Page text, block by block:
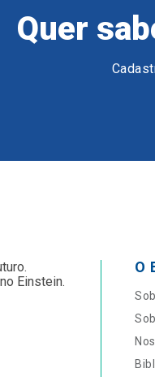
Quer
Einstein.
O